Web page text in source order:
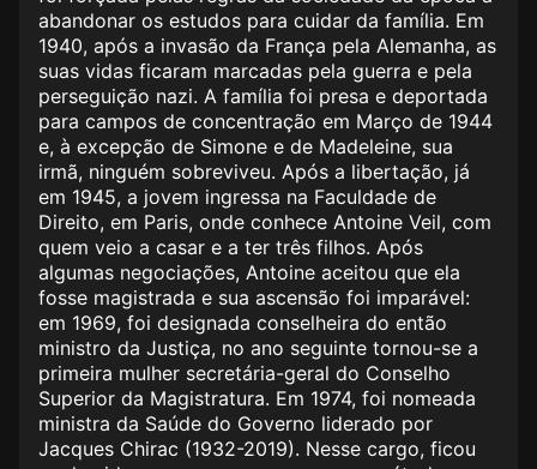
abandonar os estudos para cuidar da família. Em
1940, após a invasão da França pela Alemanha, as
suas vidas ficaram marcadas pela guerra e pela
perseguição nazi. A família foi presa e deportada
para campos de concentração em Março de 1944
e, à excepção de Simone e de Madeleine, sua
irmã, ninguém sobreviveu. Após a libertação, já
em 1945, a jovem ingressa na Faculdade de
Direito, em Paris, onde conhece Antoine Veil, com
quem veio a casar e a ter três filhos. Após
algumas negociações, Antoine aceitou que ela
fosse magistrada e sua ascensão foi imparável:
em 1969, foi designada conselheira do então
ministro da Justiça, no ano seguinte tornou-se a
primeira mulher secretária-geral do Conselho
Superior da Magistratura. Em 1974, foi nomeada
ministra da Saúde do Governo liderado por
Jacques Chirac (1932-2019). Nesse cargo, ficou